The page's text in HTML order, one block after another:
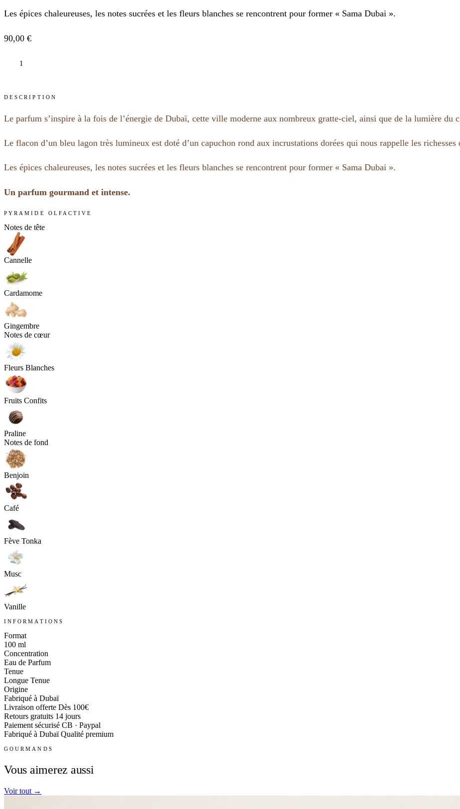
Les épices chaleureuses, les notes sucrées et les fleurs blanches se rencontrent pour former « Sama Dubai ».
90,00 €
DUBAI
DESCRIPTION
Le parfum s’inspire à la fois de l’énergie de Dubaï, cette ville moderne aux nombreux gratte-ciel, ainsi que de la lumière du
Le flacon d’un bleu lagon très lumineux est doté d’un capuchon rond aux incrustations dorées qui nous rappelle les
Les épices chaleureuses, les notes sucrées et les fleurs blanches se rencontrent pour former « Sama Dubai ».
Un parfum gourmand et intense.
PYRAMIDE OLFACTIVE
Notes de tête
Cannelle
Cardamome
Gingembre
Notes de cœur
Fleurs Blanches
Fruits Confits
Praline
Notes de fond
Benjoin
Café
Fève Tonka
Musc
Vanille
INFORMATIONS
Format
100 ml
Concentration
Eau de Parfum
Tenue
Longue Tenue
Origine
Fabriqué à Dubaï
Livraison offerte Dès 100€
Retours gratuits 14 jours
Paiement sécurisé CB · Paypal
Fabriqué à Dubaï Qualité premium
GOURMANDS
Vous aimerez aussi
Voir tout →